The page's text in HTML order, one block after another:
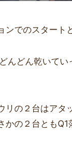
でのスタート
んどん乾いて
リの２台はア
の２台ともQ1